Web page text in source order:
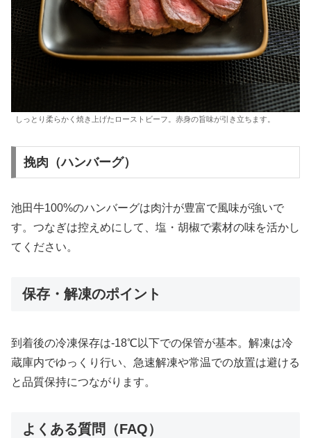
しっとり柔らかく焼き上げたローストビーフ。赤身の旨味が引き立ちます。
挽肉（ハンバーグ）
池田牛100%のハンバーグは肉汁が豊富で風味が強いで
す。つなぎは控えめにして、塩・胡椒で素材の味を活かし
てください。
保存・解凍のポイント
到着後の冷凍保存は-18℃以下での保管が基本。解凍は冷
蔵庫内でゆっくり行い、急速解凍や常温での放置は避ける
と品質保持につながります。
よくある質問（FAQ）